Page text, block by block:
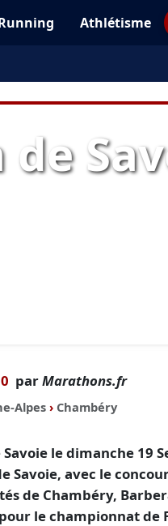
Athlétisme
parMarathons.fr
Alpes › Chambéry
le dimanche 19
Savoie, avec le
de Chambéry,
le championnat de